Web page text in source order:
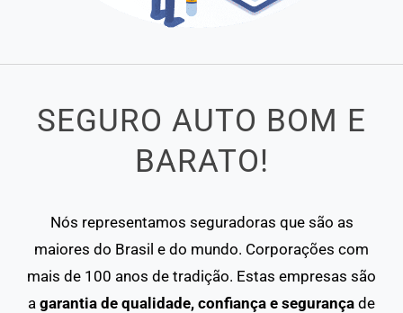
SEGURO AUTO BOM E
BARATO!
Nós representamos seguradoras que são as
maiores do Brasil e do mundo. Corporações com
mais de 100 anos de tradição. Estas empresas são
a garantia de qualidade, confiança e segurança de